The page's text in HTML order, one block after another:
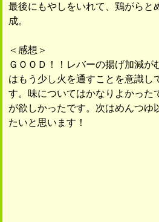
最後にもやしをいれて、鶏がらと
成。
＜感想＞
ＧＯＯＤ！！レバーの揚げ加減が
はもう少し火を通すことを意識し
す。味についてはかなりよかった
が欲しかったです。次はめんつゆ
たいと思います！